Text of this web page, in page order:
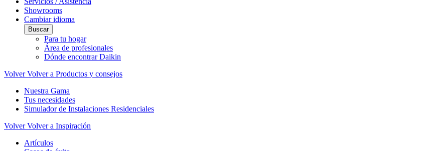
Showrooms
Cambiar idioma
Buscar
Para tu hogar
Área de profesionales
Dónde encontrar Daikin
Volver Volver a Productos y consejos
Nuestra Gama
Tus necesidades
Simulador de Instalaciones Residenciales
Volver Volver a Inspiración
Artículos